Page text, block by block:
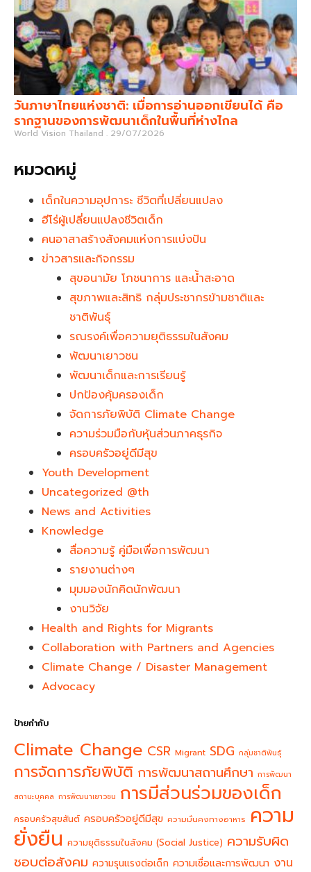
วันภาษาไทยแห่งชาติ: เมื่อการอ่านออกเขียนได้ คือ
รากฐานของการพัฒนาเด็กในพื้นที่ห่างไกล
World Vision Thailand 29/07/2026
หมวดหมู่
เด็กในความอุปการะ ชีวิตที่เปลี่ยนแปลง
ฮีโร่ผู้เปลี่ยนแปลงชีวิตเด็ก
คนอาสาสร้างสังคมแห่งการแบ่งปัน
ข่าวสารและกิจกรรม
สุขอนามัย โภชนาการ และน้ำสะอาด
สุขภาพและสิทธิ กลุ่มประชากรข้ามชาติและ
ชาติพันธุ์
รณรงค์เพื่อความยุติธรรมในสังคม
พัฒนาเยาวชน
พัฒนาเด็กและการเรียนรู้
ปกป้องคุ้มครองเด็ก
จัดการภัยพิบัติ Climate Change
ความร่วมมือกับหุ้นส่วนภาคธุรกิจ
ครอบครัวอยู่ดีมีสุข
Youth Development​
Uncategorized @th
News and Activities
Knowledge
สื่อความรู้ คู่มือเพื่อการพัฒนา
รายงานต่างๆ
มุมมองนักคิดนักพัฒนา
งานวิจัย
Health and Rights for Migrants
Collaboration with Partners and Agencies
Climate Change / Disaster Management
Advocacy
ป้ายกำกับ
Climate Change CSR Migrant SDG กลุ่มชาติพันธุ์
การจัดการภัยพิบัติ การพัฒนาสถานศึกษา การพัฒนา
สถานะบุคคล การพัฒนาเยาวชน การมีส่วนร่วมของเด็ก
ครอบครัวสุขสันต์ ครอบครัวอยู่ดีมีสุข ความมั่นคงทางอาหาร ความ
ยั่งยืน ความยุติธรรมในสังคม (Social Justice) ความรับผิด
ชอบต่อสังคม ความรุนแรงต่อเด็ก ความเชื่อและการพัฒนา งาน